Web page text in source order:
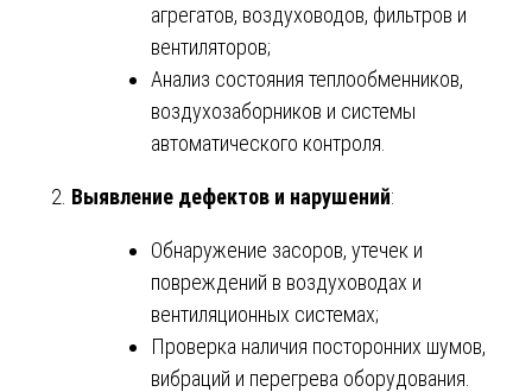
агрегатов, воздуховодов, фильтров и
вентиляторов;
Анализ состояния теплообменников,
воздухозаборников и системы
автоматического контроля.
Выявление дефектов и нарушений:
Обнаружение засоров, утечек и
повреждений в воздуховодах и
вентиляционных системах;
Проверка наличия посторонних шумов,
вибраций и перегрева оборудования.